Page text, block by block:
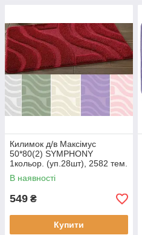
Килимок д/в Максімус
50*80(2) SYMPHONY
1кольор. (уп.28шт), 2582 тем.
синій
В наявності
549 ₴
Купити